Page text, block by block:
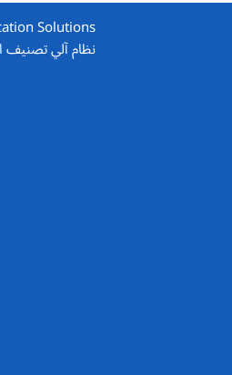
نظام آلي تصنيف